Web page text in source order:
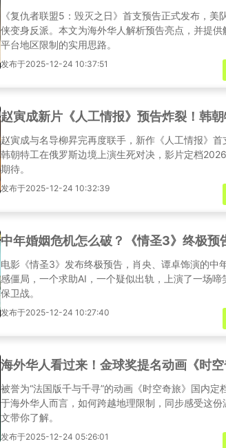
《复仇者联盟5：毁灭之日》首支预告正式发布，美
侠变身反派。本文为海外华人解析预告亮点，并提供
平台地区限制的实用思路。
发布于2025-12-24 10:37:51
赵寅成新片《人工情报》预告炸裂！韩
赵寅成与名导柳昇完再度联手，新作《人工情报》首
韩朝特工在俄罗斯边境上演生死对决，影片定档
期待。
发布于2025-12-24 10:32:39
中年婚姻危机怎么破？《情圣3》终极预
电影《情圣3》发布终极预告，肖央、谭卓饰演的中
感僵局，一个求助AI，一个疑似出轨，上演了一场啼
保卫战。
发布于2025-12-24 10:27:40
海外华人看过来！金球奖提名动画《时
被誉为“法国版千与千寻”的动画《时空奇旅》国内定
于海外华人而言，如何跨越地理限制，同步感受这份
文带你了解。
发布于2025-12-24 05:26:01